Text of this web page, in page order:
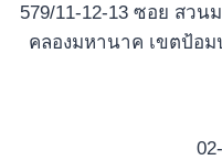
579/11-12-13 ซอย สวน
คลองมหานาค เขตป้อ